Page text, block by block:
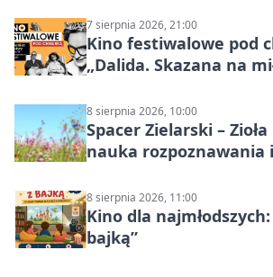
7 sierpnia 2026, 21:00
Kino festiwalowe pod
„Dalida. Skazana na
8 sierpnia 2026, 10:00
Spacer Zielarski –
nauka rozpoznawania
8 sierpnia 2026, 11:00
Kino dla
bajką”